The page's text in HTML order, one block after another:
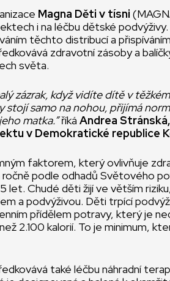
Magna Děti v tísni
i na léčbu dětské
těchto distribucí a
zdravotní zásoby a
světa.
zázrak, když vidíte dítě v
stojí samo na nohou, přijímá
matka.”říká Andrea
v Demokratické republice
faktorem, který ovlivňuje
ročně podle odhadů Světového
let. Chudé děti žijí ve větším
a podvýživou. Děti trpící
přídělem potravy, který je
2.100 kalorií. To je minimum,
také léčbu náhradní